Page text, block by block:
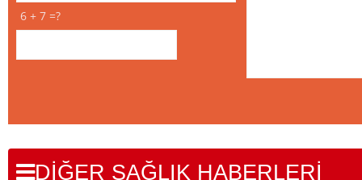
6 + 7 =?
DİĞER SAĞLIK HABERLERİ